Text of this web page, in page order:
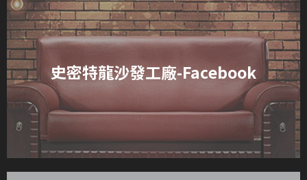
史密特龍沙發工廠-Facebook